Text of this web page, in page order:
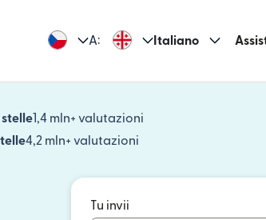
A: Italiano
stelle1,4 mln+ valutazioni
4,2 mln+ valutazioni
Tu invii